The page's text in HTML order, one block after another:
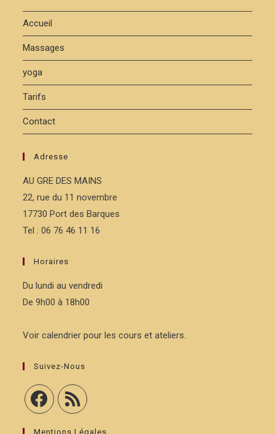
Accueil
Massages
yoga
Tarifs
Contact
Adresse
AU GRE DES MAINS
22, rue du 11 novembre
17730 Port des Barques
Tel : 06 76 46 11 16
Horaires
Du lundi au vendredi
De 9h00 à 18h00
Voir calendrier pour les cours et ateliers.
Suivez-Nous
Mentions Légales